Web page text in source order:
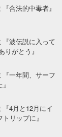
合法的中毒者』
波伝説に入って
りがとう』
一年間、サーフ
4月と12月にイ
リップに』